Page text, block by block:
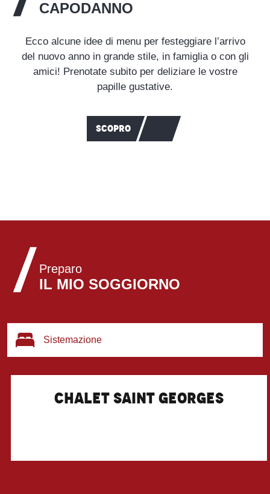
CAPODANNO
Ecco alcune idee di menu per festeggiare l’arrivo
del nuovo anno in grande stile, in famiglia o con gli
amici! Prenotate subito per deliziare le vostre
papille gustative.
SCOPRO
Preparo
IL MIO SOGGIORNO
Sistemazione
Ristoranti
Chalet Saint Georges